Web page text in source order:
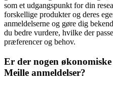
som et udgangspunkt for din
forskellige produkter og deres
anmeldelserne og gøre dig
du bedre vurdere, hvilke der
præferencer og behov.
Er der nogen
Meille anmeldelser?